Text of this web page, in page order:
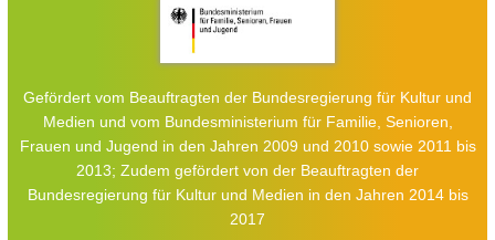
Gefördert vom Beauftragten der Bundesregierung für Kultur und
Medien und vom Bundesministerium für Familie, Senioren,
Frauen und Jugend in den Jahren 2009 und 2010 sowie 2011 bis
2013; Zudem gefördert von der Beauftragten der
Bundesregierung für Kultur und Medien in den Jahren 2014 bis
2017